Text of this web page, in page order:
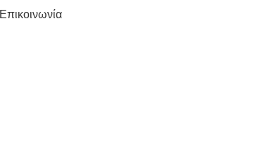
Επικοινωνία